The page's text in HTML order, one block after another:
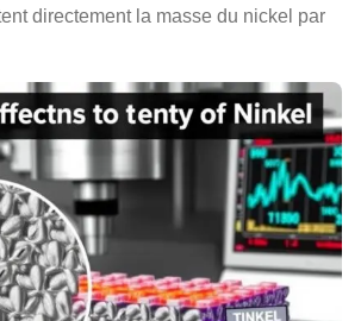
directement la masse du nickel par